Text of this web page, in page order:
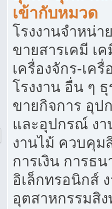
เข้ากับหมวด
โรงงานจำหน่
ขายสารเคมี เ
เครื่องจักร-เค
โรงงาน อื่น ๆ
ขายกิจการ อุป
และอุปกรณ์ ง
งานไม้ ควบคุม
การเงิน การธ
อิเล็กทรอนิกส์
อุตสาหกรรมสิ